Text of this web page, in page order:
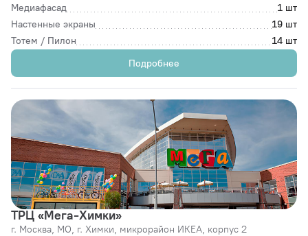
Медиафасад
1 шт
Настенные экраны
19 шт
Тотем / Пилон
14 шт
Подробнее
ТРЦ «Мега-Химки»
г. Москва, МО, г. Химки, микрорайон ИКЕА, корпус 2